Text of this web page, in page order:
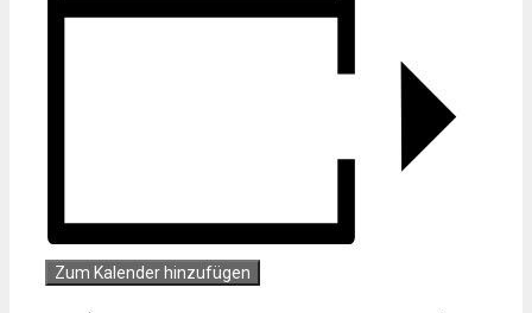
Zum Kalender hinzufügen